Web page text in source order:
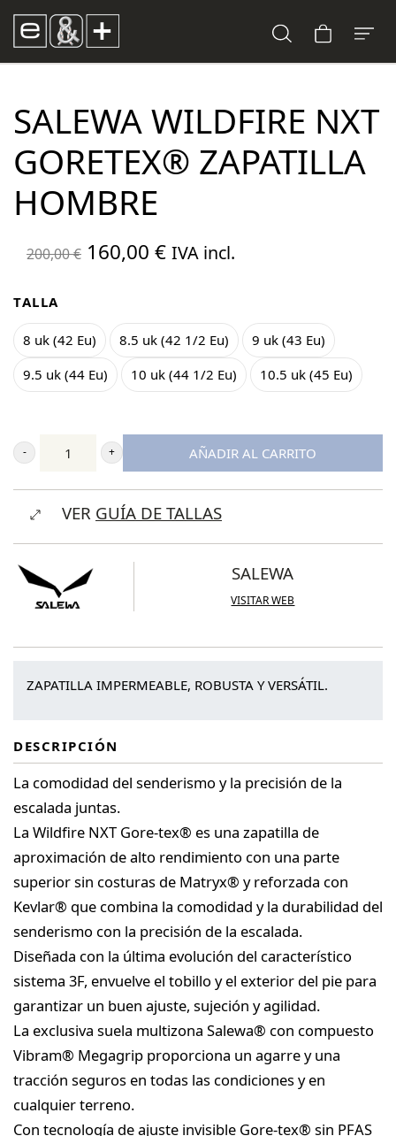
SALEWA WILDFIRE NXT
GORETEX® ZAPATILLA
HOMBRE
200,00€ El
era:
200,00 €.
160,00 €El
es:
160,00 €.
IVA incl.
TALLA
8 uk (42 Eu) 8.5 uk (42 1/2 Eu)
9 uk (43 Eu)
9.5 uk (44 Eu)
10 uk (44 1/2 Eu) 10.5 uk (45 Eu)
Salewa
Wildfire
NXT
Zapatilla
Hombre
cantidad
AÑADIR AL CARRITO
VER GUÍA DE TALLAS
SALEWA
VISITAR WEB
ZAPATILLA IMPERMEABLE, ROBUSTA Y VERSÁTIL.
DESCRIPCIÓN
La comodidad del senderismo y la precisión de la
escalada juntas.
La Wildfire NXT Gore-tex® es una zapatilla de
aproximación de alto rendimiento con una parte
superior sin costuras de Matryx® y reforzada con
Kevlar® que combina la comodidad y la durabilidad del
senderismo con la precisión de la escalada.
Diseñada con la última evolución del característico
sistema 3F, envuelve el tobillo y el exterior del pie para
garantizar un buen ajuste, sujeción y agilidad.
La exclusiva suela multizona Salewa® con compuesto
Vibram® Megagrip proporciona un agarre y una
tracción seguros en todas las condiciones y en
cualquier terreno.
Con tecnología de ajuste invisible Gore-tex® sin PFAS